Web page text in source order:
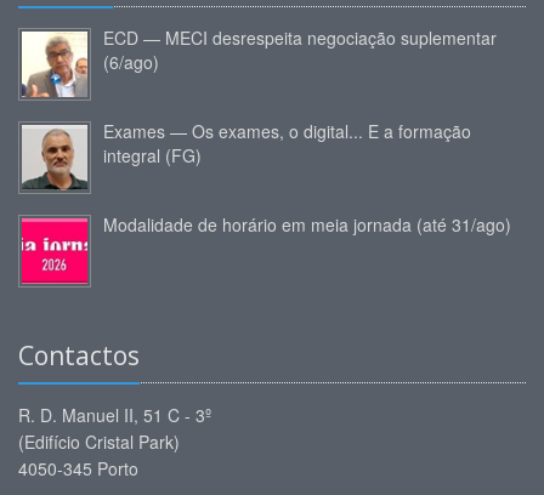
ECD — MECI desrespeita negociação suplementar
(6/ago)
Exames — Os exames, o digital... E a formação
integral (FG)
Modalidade de horário em meia jornada (até 31/ago)
Contactos
R. D. Manuel II, 51 C - 3º
(Edifício Cristal Park)
4050-345 Porto